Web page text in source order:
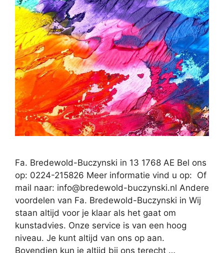
Fa. Bredewold-Buczynski in 13 1768 AE Bel ons
op: 0224-215826 Meer informatie vind u op: Of
mail naar: info@bredewold-buczynski.nl Andere
voordelen van Fa. Bredewold-Buczynski in Wij
staan altijd voor je klaar als het gaat om
kunstadvies. Onze service is van een hoog
niveau. Je kunt altijd van ons op aan.
Bovendien kun je altijd bij ons terecht …